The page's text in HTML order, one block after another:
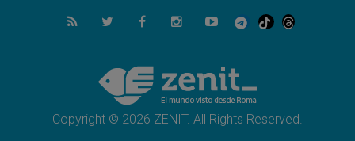
La matanza de niños en Gaza no cesa: 300
muertos en 300 días
Tagle: La guerra desfigura el mundo, solo la
revelación de Dios lo transfigura
Copyright © 2026 ZENIT. All Rights Reserved.